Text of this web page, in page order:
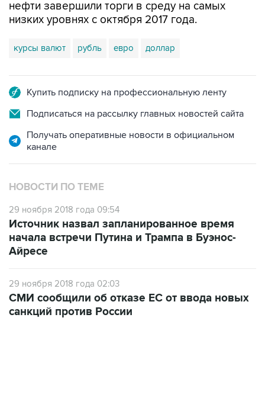
нефти завершили торги в среду на самых
низких уровнях с октября 2017 года.
курсы валют рубль евро доллар
Купить подписку на профессиональную ленту
Подписаться на рассылку главных новостей сайта
Получать оперативные новости в официальном
канале
НОВОСТИ ПО ТЕМЕ
29 ноября 2018 года 09:54
Источник назвал запланированное время
начала встречи Путина и Трампа в Буэнос-
Айресе
29 ноября 2018 года 02:03
СМИ сообщили об отказе ЕС от ввода новых
санкций против России